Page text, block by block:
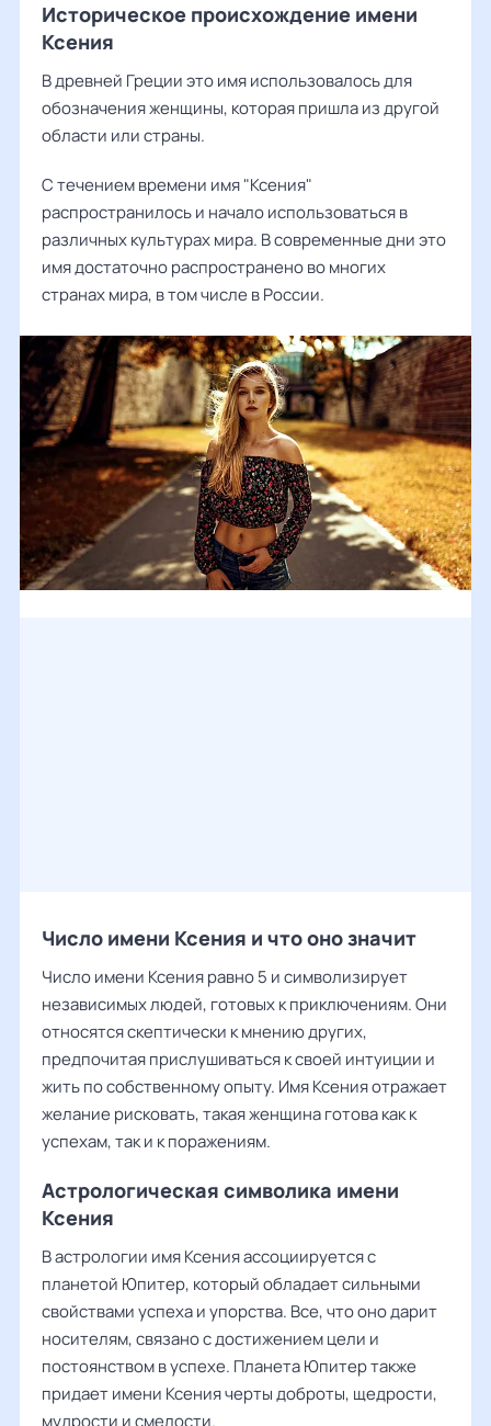
Историческое происхождение имени
Ксения
В древней Греции это имя использовалось для
обозначения женщины, которая пришла из другой
области или страны.
С течением времени имя "Ксения"
распространилось и начало использоваться в
различных культурах мира. В современные дни это
имя достаточно распространено во многих
странах мира, в том числе в России.
Число имени Ксения и что оно значит
Число имени Ксения равно 5 и символизирует
независимых людей, готовых к приключениям. Они
относятся скептически к мнению других,
предпочитая прислушиваться к своей интуиции и
жить по собственному опыту. Имя Ксения отражает
желание рисковать, такая женщина готова как к
успехам, так и к поражениям.
Астрологическая символика имени
Ксения
В астрологии имя Ксения ассоциируется с
планетой Юпитер, который обладает сильными
свойствами успеха и упорства. Все, что оно дарит
носителям, связано с достижением цели и
постоянством в успехе. Планета Юпитер также
придает имени Ксения черты доброты, щедрости,
мудрости и смелости.